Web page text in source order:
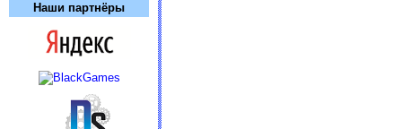
Наши партнёры